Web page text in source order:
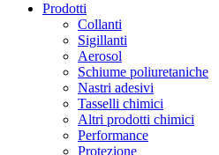
Prodotti
Collanti
Sigillanti
Aerosol
Schiume poliuretaniche
Nastri adesivi
Tasselli chimici
Altri prodotti chimici
Performance
Protezione